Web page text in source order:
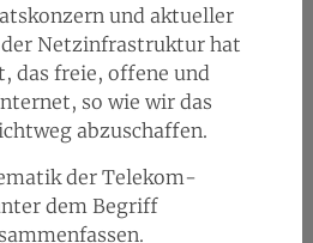
und aktueller
Netzinfrastruktur hat
das freie, offene und
so wie wir das
abzuschaffen.
der Telekom-
dem Begriff